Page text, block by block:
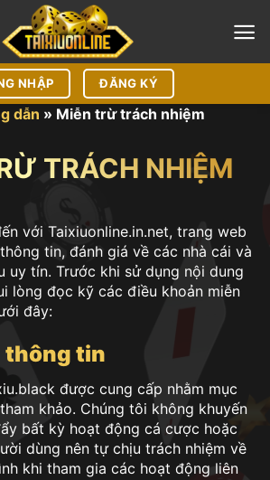
NHẬP ĐĂNG KÝ
dẫn » Miễn trừ trách nhiệm
TRÁCH NHIỆM
với Taixiuonline.in.net, trang web
tin, đánh giá về các nhà cái và
uy tín. Trước khi sử dụng nội dung
lòng đọc kỹ các điều khoản miễn
đây:
thông tin
được cung cấp nhằm mục
khảo. Chúng tôi không khuyến
bất kỳ hoạt động cá cược hoặc
dùng nên tự chịu trách nhiệm về
khi tham gia các hoạt động liên